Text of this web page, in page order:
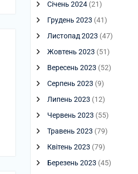
Січень 2024 (21)
Грудень 2023 (41)
Листопад 2023 (47)
Жовтень 2023 (51)
Вересень 2023 (52)
Серпень 2023 (9)
Липень 2023 (12)
Червень 2023 (55)
Травень 2023 (79)
Квітень 2023 (79)
Березень 2023 (45)